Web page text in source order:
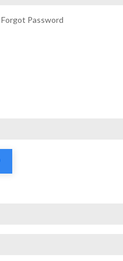
Forgot Password